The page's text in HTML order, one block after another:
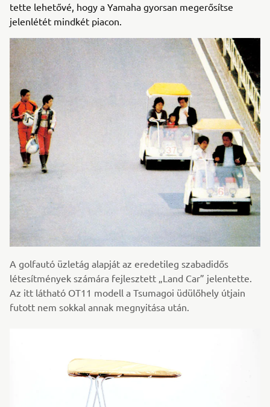
tette lehetővé, hogy a Yamaha gyorsan megerősítse
jelenlétét mindkét piacon.
A golfautó üzletág alapját az eredetileg szabadidős
létesítmények számára fejlesztett „Land Car” jelentette.
Az itt látható OT11 modell a Tsumagoi üdülőhely útjain
futott nem sokkal annak megnyitása után.